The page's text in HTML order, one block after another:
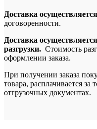
Доставка осуществляется
договоренности.
Доставка
разгрузки. Стоимость
оформлении заказа.
При получении заказа
товара, расплачивается за
отгрузочных документах.